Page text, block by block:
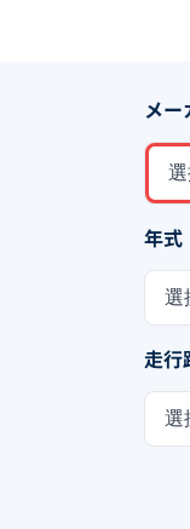
メー
年式
選
走行
選